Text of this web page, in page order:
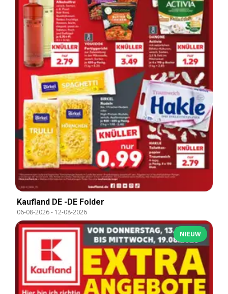
Kaufland DE -DE Folder
06-08-2026- 12-08-2026
NIEUW